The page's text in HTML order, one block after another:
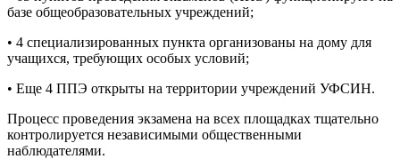
базе общеобразовательных учреждений;
• 4 специализированных пункта организованы на дому для
учащихся, требующих особых условий;
• Еще 4 ППЭ открыты на территории учреждений УФСИН.
Процесс проведения экзамена на всех площадках тщательно
контролируется независимыми общественными
наблюдателями.